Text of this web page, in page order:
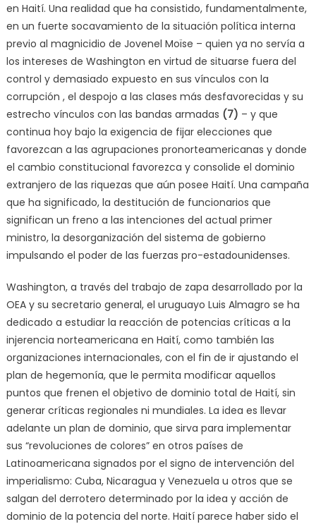
en Haití. Una realidad que ha consistido, fundamentalmente,
en un fuerte socavamiento de la situación política interna
previo al magnicidio de Jovenel Moïse – quien ya no servía a
los intereses de Washington en virtud de situarse fuera del
control y demasiado expuesto en sus vínculos con la
corrupción , el despojo a las clases más desfavorecidas y su
estrecho vínculos con las bandas armadas (7) – y que
continua hoy bajo la exigencia de fijar elecciones que
favorezcan a las agrupaciones pronorteamericanas y donde
el cambio constitucional favorezca y consolide el dominio
extranjero de las riquezas que aún posee Haití. Una campaña
que ha significado, la destitución de funcionarios que
significan un freno a las intenciones del actual primer
ministro, la desorganización del sistema de gobierno
impulsando el poder de las fuerzas pro-estadounidenses.
Washington, a través del trabajo de zapa desarrollado por la
OEA y su secretario general, el uruguayo Luis Almagro se ha
dedicado a estudiar la reacción de potencias críticas a la
injerencia norteamericana en Haití, como también las
organizaciones internacionales, con el fin de ir ajustando el
plan de hegemonía, que le permita modificar aquellos
puntos que frenen el objetivo de dominio total de Haití, sin
generar críticas regionales ni mundiales. La idea es llevar
adelante un plan de dominio, que sirva para implementar
sus “revoluciones de colores” en otros países de
Latinoamericana signados por el signo de intervención del
imperialismo: Cuba, Nicaragua y Venezuela u otros que se
salgan del derrotero determinado por la idea y acción de
dominio de la potencia del norte. Haití parece haber sido el